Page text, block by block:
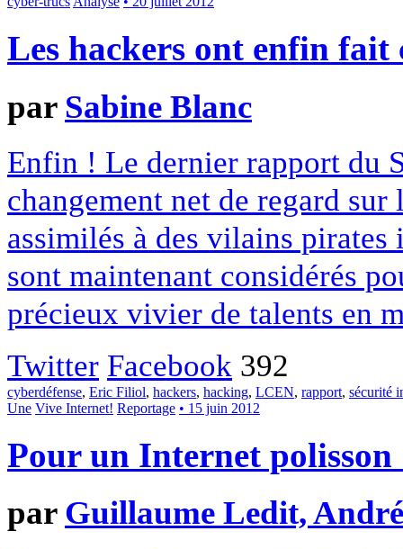
Les hackers ont enfin fait
par Sabine Blanc
Enfin ! Le dernier rapport du
changement net de regard
assimilés à des vilains
sont maintenant considérés
précieux vivier de talents en
Twitter Facebook 392
cyberdéfense, Eric Filiol, hackers, hacking, LCEN, rapport, sécurité
Une Vive Internet! Reportage • 15 juin 2012
Pour un Internet polisson
par Guillaume Ledit,